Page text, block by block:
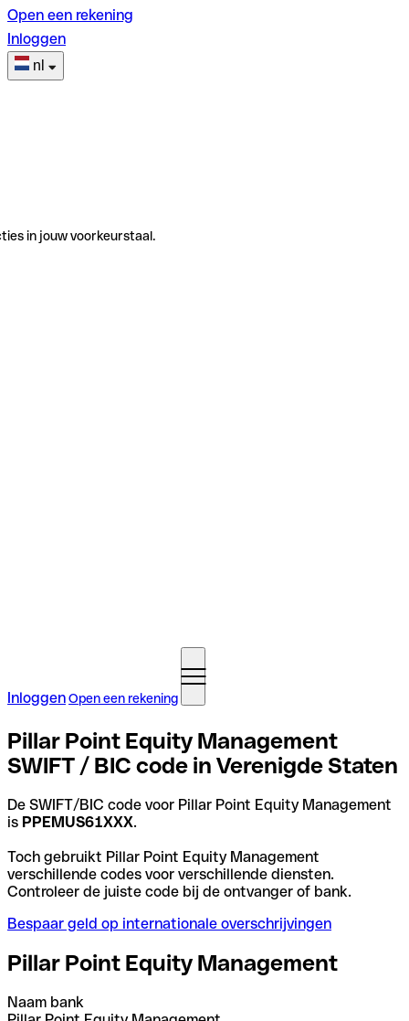
Open een rekening
Inloggen
nl
in jouw voorkeurstaal.
InloggenOpen een rekening
Pillar Point Equity Management
SWIFT / BIC code in Verenigde Staten
De SWIFT/BIC code voor Pillar Point Equity Management
is PPEMUS61XXX.
Toch gebruikt Pillar Point Equity Management
verschillende codes voor verschillende diensten.
Controleer de juiste code bij de ontvanger of bank.
Bespaar geld op internationale overschrijvingen
Pillar Point Equity Management
Naam bank